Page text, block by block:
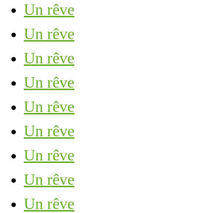
Un rêve
Un rêve
Un rêve
Un rêve
Un rêve
Un rêve
Un rêve
Un rêve
Un rêve